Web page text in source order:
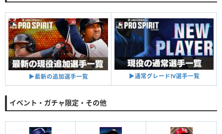
▶︎最新の追加選手一覧 ▶︎通常グレードⅣ選手一覧
イベント・ガチャ限定・その他